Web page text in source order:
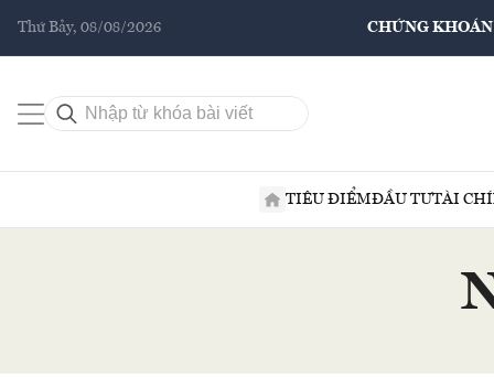
Thứ Bảy, 08/08/2026 CHỨNG KHOÁN
TIÊU ĐIỂMĐẦU TƯTÀI